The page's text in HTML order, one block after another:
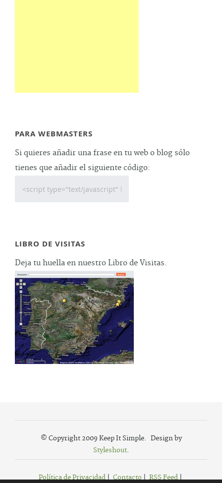
PARA WEBMASTERS
Si quieres añadir una frase en tu web o blog sólo
tienes que añadir el siguiente código:
LIBRO DE VISITAS
Deja tu huella en nuestro Libro de Visitas.
© Copyright 2009 Keep It Simple. Design by
Styleshout.
Política de Privacidad| Contacto| RSS Feed|